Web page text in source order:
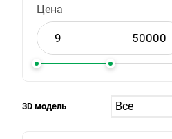
Цена
3D модель